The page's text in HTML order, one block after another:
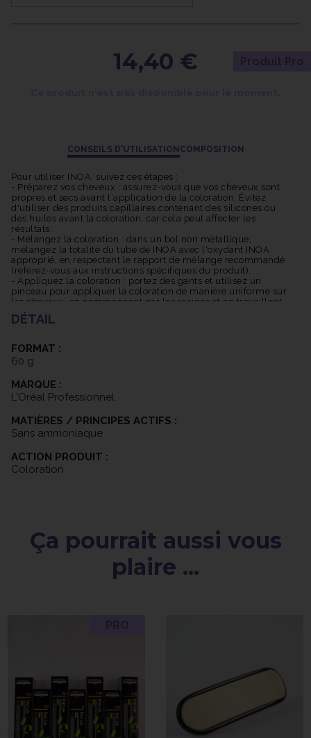
cuir chevelu.
Delivery System) qui permet aux pigments de coloration de
pénétrer profondément dans la fibre capillaire pour une couleur
nuances allant des blonds aux bruns, des rouges aux cendrés,
de préférences. La coloration INOA offre une excellente
couverture des cheveux blancs, garantissant une couleur
uniforme et naturelle, même sur les cheveux les plus
résistants.
Les pigments INOA sont conçus pour résister à la décoloration et
offrir une tenue longue durée. Cela signifie que votre couleur
restera vive et éclatante pendant une période prolongée.
Grâce à sa formule avancée, INOA offre une couleur riche,
lumineuse et multidimensionnelle. Les reflets subtils et les
nuances profondes créent une apparence naturelle et
Il est important de noter que l'utilisation de la coloration INOA
coiffeur qualifié, pour garantir les meilleurs résultats et éviter
les erreurs de coloration.
14,40 €
CONSEILS D'UTILISATION COMPOSITION
Pour utiliser INOA, suivez ces étapes :
- Préparez vos cheveux : assurez-vous que vos cheveux sont
propres et secs avant l'application de la coloration. Évitez
d'utiliser des produits capillaires contenant des silicones ou
des huiles avant la coloration, car cela peut affecter les
résultats.
- Mélangez la coloration : dans un bol non métallique,
mélangez la totalité du tube de INOA avec l'oxydant INOA
approprié, en respectant le rapport de mélange recommandé
(référez-vous aux instructions spécifiques du produit).
- Appliquez la coloration : portez des gants et utilisez un
pinceau pour appliquer la coloration de manière uniforme sur
les cheveux, en commençant par les racines et en travaillant
jusqu'aux pointes. Veillez à bien saturer les cheveux avec la
coloration.
pose recommandé (consultez les instructions spécifiques). Le
temps de pose peut varier en fonction de la texture des
cheveux et de l'intensité de la couleur souhaitée.
abondamment les cheveux à l'eau tiède jusqu'à ce que l'eau
soit claire. Appliquez ensuite un soin capillaire adapté pour
DÉTAIL
FORMAT :
60 g
MARQUE :
L'Oréal Professionnel
MATIÈRES / PRINCIPES ACTIFS :
Sans ammoniaque
ACTION PRODUIT :
Coloration
Ça pourrait aussi vous
plaire ...